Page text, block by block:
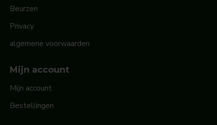
Beurzen
Privacy
algemene voorwaarden
Mijn account
Mijn account
Bestellingen